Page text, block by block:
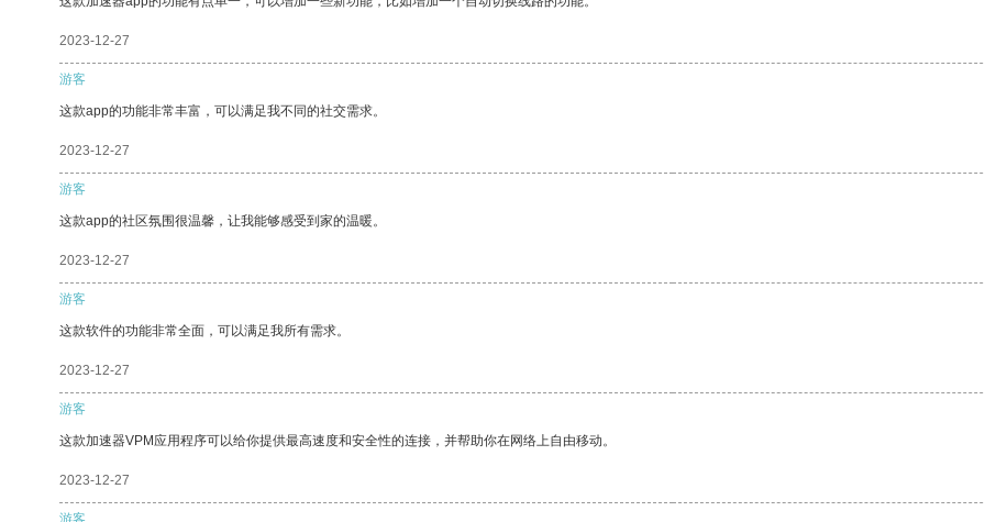
2023-12-27
游客
这款app的功能非常丰富，可以满足我不同的社交需求。
2023-12-27
游客
这款app的社区氛围很温馨，让我能够感受到家的温暖。
2023-12-27
游客
这款软件的功能非常全面，可以满足我所有需求。
2023-12-27
游客
这款加速器VPM应用程序可以给你提供最高速度和安全性的连接，并帮助你在网络上自由移动。
2023-12-27
游客